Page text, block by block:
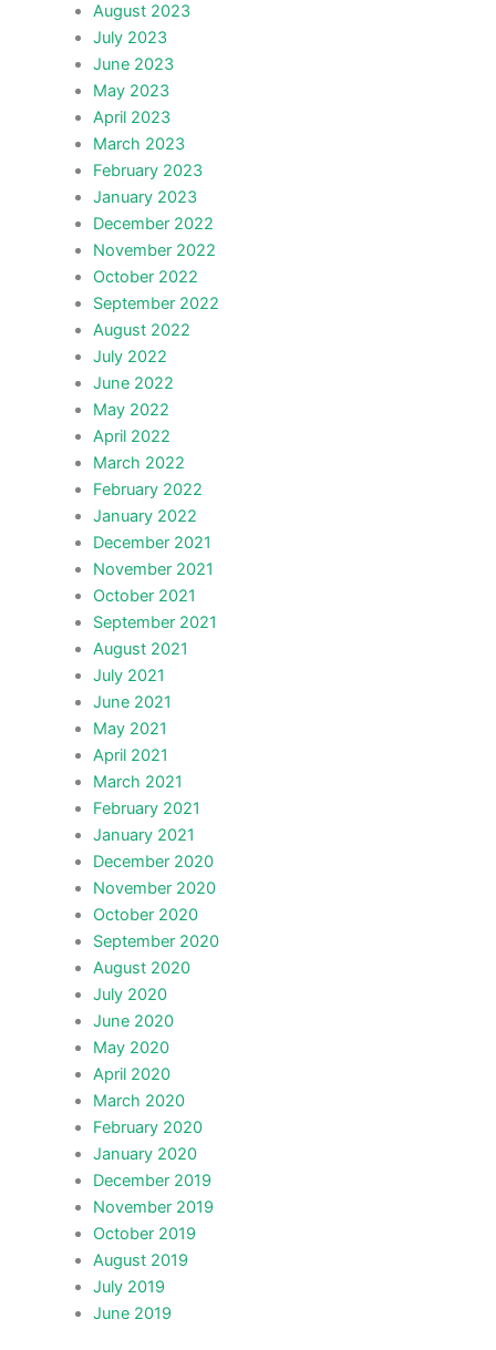
August 2023
July 2023
June 2023
May 2023
April 2023
March 2023
February 2023
January 2023
December 2022
November 2022
October 2022
September 2022
August 2022
July 2022
June 2022
May 2022
April 2022
March 2022
February 2022
January 2022
December 2021
November 2021
October 2021
September 2021
August 2021
July 2021
June 2021
May 2021
April 2021
March 2021
February 2021
January 2021
December 2020
November 2020
October 2020
September 2020
August 2020
July 2020
June 2020
May 2020
April 2020
March 2020
February 2020
January 2020
December 2019
November 2019
October 2019
August 2019
July 2019
June 2019